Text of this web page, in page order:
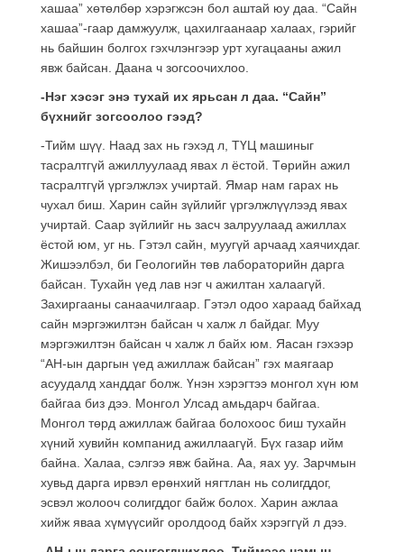
хашаа” хөтөлбөр хэрэгжсэн бол аштай юу даа. “Сайн
хашаа”-гаар дамжуулж, цахилгаанаар халаах, гэрийг
нь байшин болгох гэхчлэнгээр урт хугацааны ажил
явж байсан. Даана ч зогсоочихлоо.
-Нэг хэсэг энэ тухай их ярьсан л даа. “Сайн”
бүхнийг зогсоолоо гээд?
-Тийм шүү. Наад зах нь гэхэд л, ТҮЦ машиныг
тасралтгүй ажиллуулаад явах л ёстой. Төрийн ажил
тасралтгүй үргэлжлэх учиртай. Ямар нам гарах нь
чухал биш. Харин сайн зүйлийг үргэлжлүүлээд явах
учиртай. Саар зүйлийг нь засч залруулаад ажиллах
ёстой юм, уг нь. Гэтэл сайн, муугүй арчаад хаячихдаг.
Жишээлбэл, би Геологийн төв лабораторийн дарга
байсан. Тухайн үед лав нэг ч ажилтан халаагүй.
Захиргааны санаачилгаар. Гэтэл одоо хараад байхад
сайн мэргэжилтэн байсан ч халж л байдаг. Муу
мэргэжилтэн байсан ч халж л байх юм. Яасан гэхээр
“АН-ын даргын үед ажиллаж байсан” гэх маягаар
асуудалд ханддаг болж. Үнэн хэрэгтээ монгол хүн юм
байгаа биз дээ. Монгол Улсад амьдарч байгаа.
Монгол төрд ажиллаж байгаа болохоос биш тухайн
хүний хувийн компанид ажиллаагүй. Бүх газар ийм
байна. Халаа, сэлгээ явж байна. Аа, яах уу. Зарчмын
хувьд дарга ирвэл ерөнхий нягтлан нь солигддог,
эсвэл жолооч солигддог байж болох. Харин ажлаа
хийж яваа хүмүүсийг оролдоод байх хэрэггүй л дээ.